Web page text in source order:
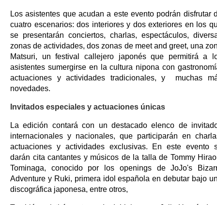
Los asistentes que acudan a este evento podrán disfrutar
cuatro escenarios: dos interiores y dos exteriores en los
se presentarán conciertos, charlas, espectáculos,
zonas de actividades, dos zonas de meet and greet, una
Matsuri, un festival callejero japonés que permitirá a
asistentes sumergirse en la cultura nipona con
actuaciones y actividades tradicionales, y muchas
novedades.
Invitados especiales y actuaciones únicas
La edición contará con un destacado elenco de
internacionales y nacionales, que participarán en
actuaciones y actividades exclusivas. En este evento
darán cita cantantes y músicos de la talla de Tommy
Tominaga, conocido por los openings de JoJo's
Adventure y Ruki, primera idol española en debutar bajo
discográfica japonesa, entre otros,